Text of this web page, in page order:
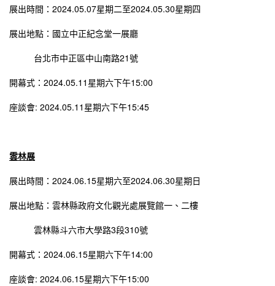
展出時間：2024.05.07星期二至2024.05.30星期四
展出地點：國立中正紀念堂一展廳
台北市中正區中山南路21號
開幕式：2024.05.11星期六下午15:00
座談會: 2024.05.11星期六下午15:45
雲林展
展出時間：2024.06.15星期六至2024.06.30星期日
展出地點：雲林縣政府文化觀光處展覽館一、二樓
雲林縣斗六市大學路3段310號
開幕式：2024.06.15星期六下午14:00
座談會: 2024.06.15星期六下午15:00